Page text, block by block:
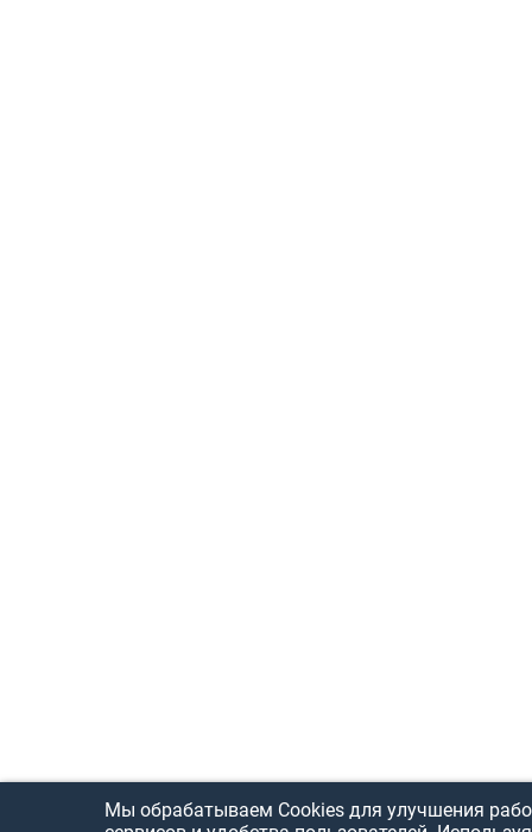
Мы обрабатываем Cookies для улучшения